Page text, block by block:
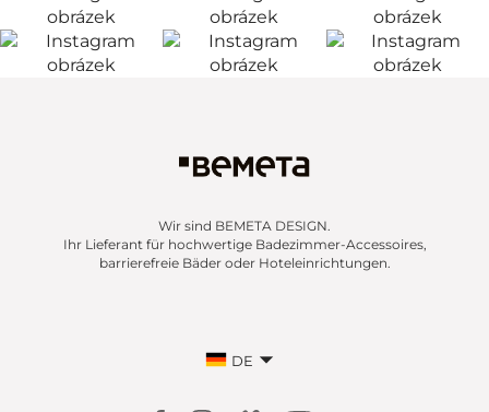
Wir sind BEMETA DESIGN.
Ihr Lieferant für hochwertige Badezimmer-Accessoires,
barrierefreie Bäder oder Hoteleinrichtungen.
DE